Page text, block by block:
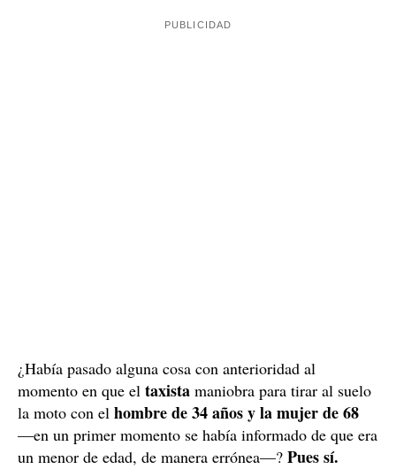
¿Había pasado alguna cosa con anterioridad al
momento en que el taxista maniobra para tirar al suelo
la moto con el hombre de 34 años y la mujer de 68
—en un primer momento se había informado de que era
un menor de edad, de manera errónea—? Pues sí.